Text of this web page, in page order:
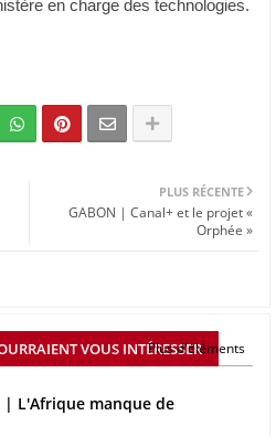
en charge des technologies.
PLUS RÉCENTE
GABON | Canal+ et le projet «
Orphée »
VOUS INTÉRESSER
Plus d'éléments
| L'Afrique manque de